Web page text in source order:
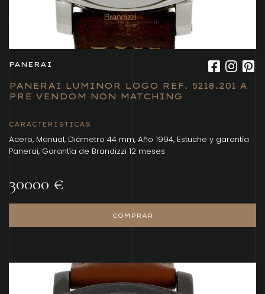
PANERAI
PANERAI LUMINOR LOGO REF. 5218.201 A
PRE VENDOM NON MATCHING
CARACTERÍSTICAS
Acero, Manual, Diámetro 44 mm, Año 1994, Estuche y garantía
Panerai, Garantía de Brandizzi 12 meses
30000 €
COMPRAR